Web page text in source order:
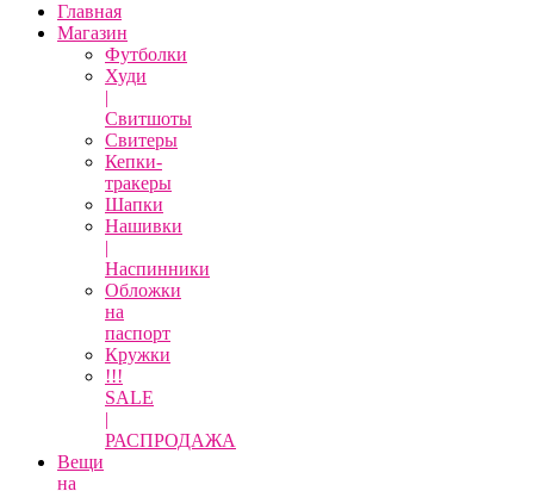
Главная
Магазин
Футболки
Худи
|
Свитшоты
Свитеры
Кепки-
тракеры
Шапки
Нашивки
|
Наспинники
Обложки
на
паспорт
Кружки
!!!
SALE
|
РАСПРОДАЖА
Вещи
на